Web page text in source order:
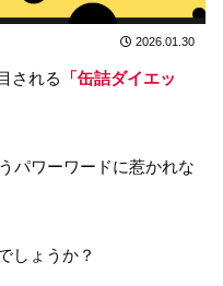
2026.01.30
される
「缶詰ダイエッ
パワーワードに惹かれな
しょうか？